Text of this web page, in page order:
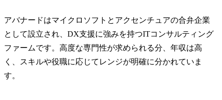
アバナードはマイクロソフトとアクセンチュアの合弁企業
として設立され、DX支援に強みを持つITコンサルティング
ファームです。高度な専門性が求められる分、年収は高
く、スキルや役職に応じてレンジが明確に分かれていま
す。